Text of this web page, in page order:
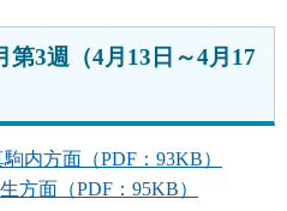
第3週（4月13日～4月17
内方面（PDF：93KB）
面（PDF：95KB）